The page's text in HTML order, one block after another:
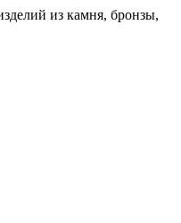
из камня, бронзы,